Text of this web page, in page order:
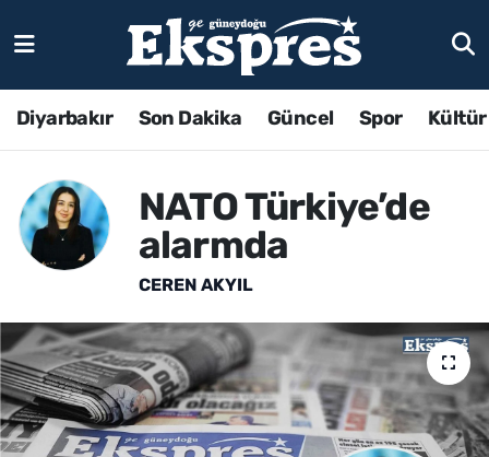
Diyarbakır Son Dakika Güncel Spor
NATO Türkiye’de
alarmda
CEREN AKYIL